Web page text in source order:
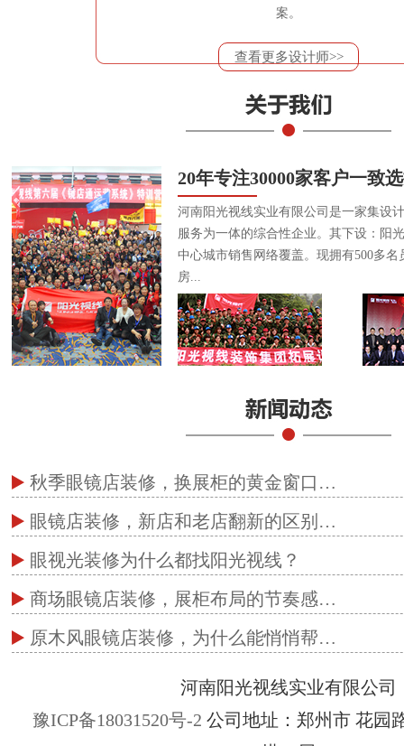
案。
查看更多设计师>>
20年专注30000家客户一致
河南阳光视线实业有限公司是一家集设
服务为一体的综合性企业。其下设：阳
中心城市销售网络覆盖。现拥有500多
房...
秋季眼镜店装修，换展柜的黄金窗口…
眼镜店装修，新店和老店翻新的区别…
眼视光装修为什么都找阳光视线？
商场眼镜店装修，展柜布局的节奏感…
原木风眼镜店装修，为什么能悄悄帮…
河南阳光视线实业有限公司
豫ICP备18031520号-2 公司地址：郑州市 花园